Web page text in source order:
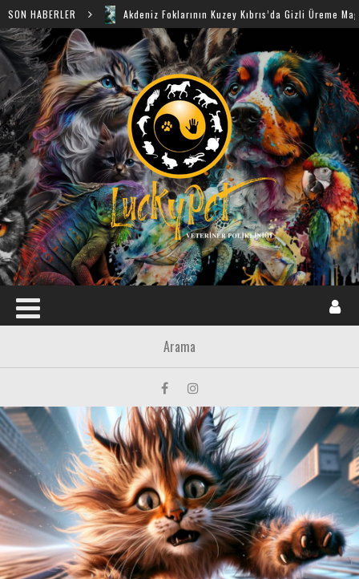
SON HABERLER Akdeniz Foklarının Kuzey Kıbrıs’da Gizli Üreme Mağaraları